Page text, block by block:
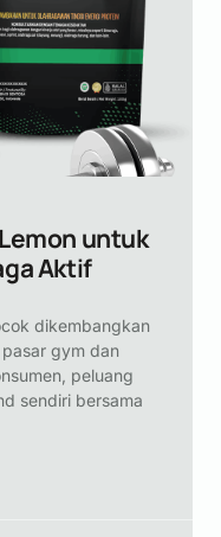
untuk
Aktif
dikembangkan
gym dan
peluang
sendiri bersama